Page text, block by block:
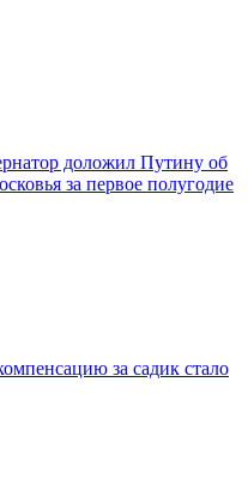
доложил Путину об
за первое полугодие
за садик стало